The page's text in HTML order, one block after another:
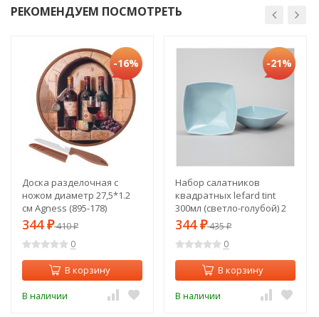
РЕКОМЕНДУЕМ ПОСМОТРЕТЬ
-16%
Доска разделочная с
ножом диаметр 27,5*1.2
см Agness (895-178)
344 ₽410₽
0
В корзину
В наличии
-21%
Набор салатников
квадратных lefard tint
300мл (светло-голубой) 2
шт. Lefard (48-935-1)
344 ₽435₽
0
В корзину
В наличии